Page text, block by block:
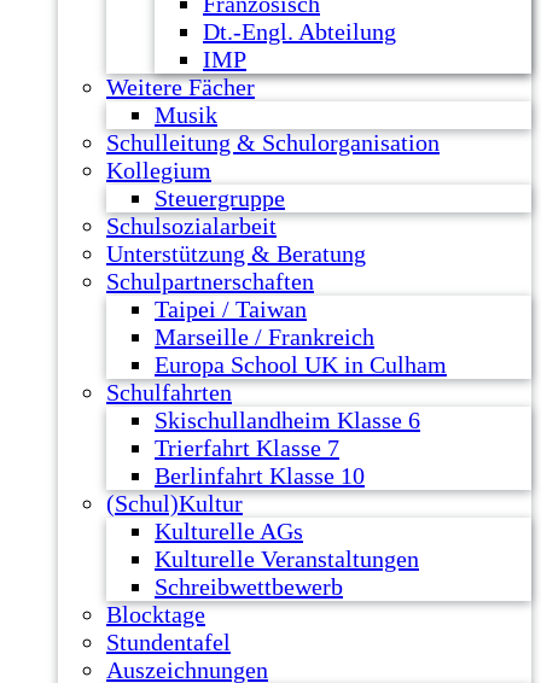
Dt.-Engl. Abteilung
IMP
Weitere Fächer
Musik
Schulleitung & Schulorganisation
Kollegium
Steuergruppe
Schulsozialarbeit
Unterstützung & Beratung
Schulpartnerschaften
Taipei / Taiwan
Marseille / Frankreich
Europa School UK in Culham
Schulfahrten
Skischullandheim Klasse 6
Trierfahrt Klasse 7
Berlinfahrt Klasse 10
(Schul)Kultur
Kulturelle AGs
Kulturelle Veranstaltungen
Schreibwettbewerb
Blocktage
Stundentafel
Auszeichnungen